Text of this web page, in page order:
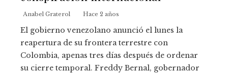
Anabel Graterol Hace 2 años
El gobierno venezolano anunció el lunes la
reapertura de su frontera terrestre con
Colombia, apenas tres días después de ordenar
su cierre temporal. Freddy Bernal, gobernador